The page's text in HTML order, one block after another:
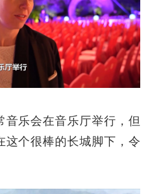
音乐会在音乐厅举行，但
这个很棒的长城脚下，令